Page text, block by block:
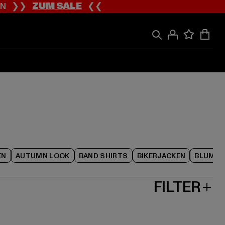
❯❯ZUM SALE❮❮
AUTUMN LOOK BAND SHIRTS BIKERJACKEN
FILTER